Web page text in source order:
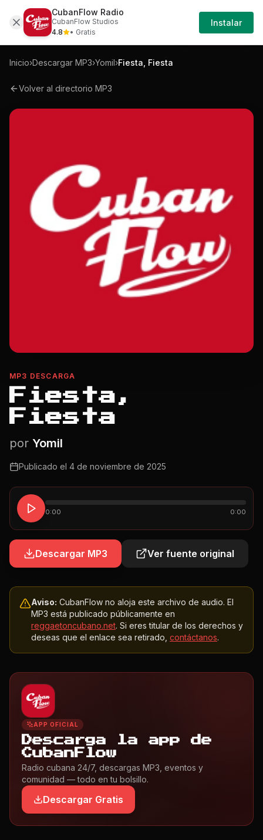
Mp3 Yomil-fiesta-fiesta-mp3
Iniciar
Sesión
Inicio›Descargar MP3›Yomil›Fiesta, Fiesta
Volver al directorio MP3
MP3 DESCARGA
Fiesta,
Fiesta
por Yomil
Publicado el 4 de noviembre de 2025
0:00 0:00
Descargar MP3 Ver fuente original
Aviso: CubanFlow no aloja este archivo de audio. El
MP3 está publicado públicamente en
reggaetoncubano.net. Si eres titular de los derechos y
deseas que el enlace sea retirado, contáctanos.
APP OFICIAL
Descarga la app de
CubanFlow
Radio cubana 24/7, descargas MP3, eventos y
comunidad — todo en tu bolsillo.
Descargar Gratis
CubanFlow Radio
CubanFlow Studios
4.8
• Gratis
Instalar